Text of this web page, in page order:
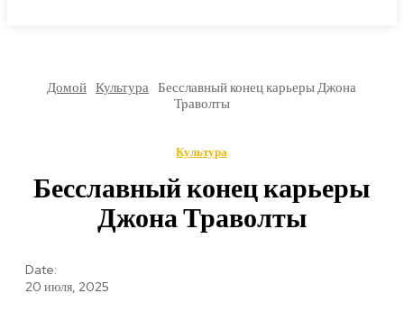
Домой Культура Бесславный конец карьеры Джона
Траволты
Культура
Бесславный конец карьеры
Джона Траволты
Date:
20 июля, 2025